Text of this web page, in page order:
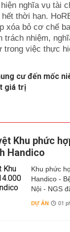
nghĩa vụ tài
thời hạn.
xóa bỏ cơ chế
trách nhiệm,
trong việc thực
cư đến mốc
giá trị
Khu phức
Handico
Khu phức
Handico -
Nội - NGS
DỰ ÁN 01